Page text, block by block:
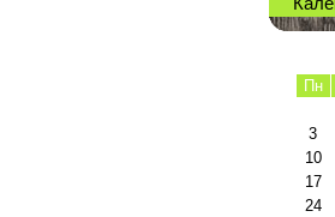
Пн
3
10
17
24